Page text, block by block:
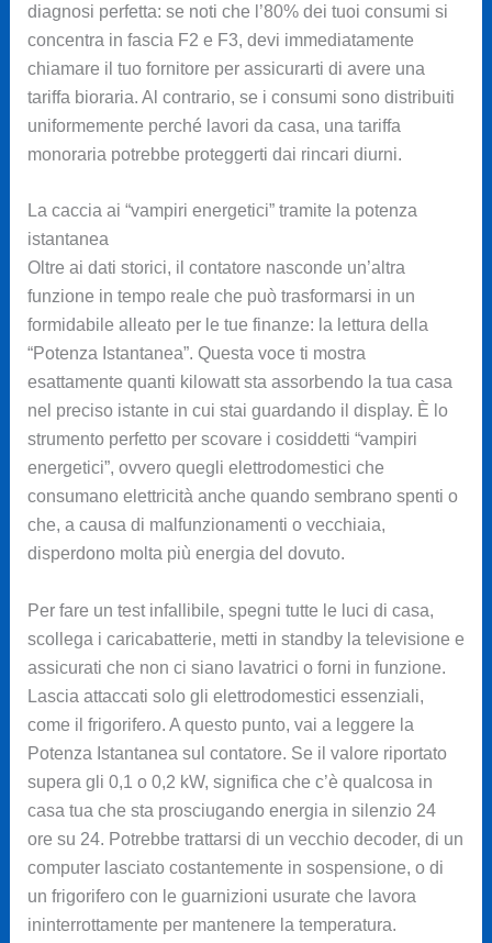
diagnosi perfetta: se noti che l’80% dei tuoi consumi si
concentra in fascia F2 e F3, devi immediatamente
chiamare il tuo fornitore per assicurarti di avere una
tariffa bioraria. Al contrario, se i consumi sono distribuiti
uniformemente perché lavori da casa, una tariffa
monoraria potrebbe proteggerti dai rincari diurni.
La caccia ai “vampiri energetici” tramite la potenza
istantanea
Oltre ai dati storici, il contatore nasconde un’altra
funzione in tempo reale che può trasformarsi in un
formidabile alleato per le tue finanze: la lettura della
“Potenza Istantanea”. Questa voce ti mostra
esattamente quanti kilowatt sta assorbendo la tua casa
nel preciso istante in cui stai guardando il display. È lo
strumento perfetto per scovare i cosiddetti “vampiri
energetici”, ovvero quegli elettrodomestici che
consumano elettricità anche quando sembrano spenti o
che, a causa di malfunzionamenti o vecchiaia,
disperdono molta più energia del dovuto.
Per fare un test infallibile, spegni tutte le luci di casa,
scollega i caricabatterie, metti in standby la televisione e
assicurati che non ci siano lavatrici o forni in funzione.
Lascia attaccati solo gli elettrodomestici essenziali,
come il frigorifero. A questo punto, vai a leggere la
Potenza Istantanea sul contatore. Se il valore riportato
supera gli 0,1 o 0,2 kW, significa che c’è qualcosa in
casa tua che sta prosciugando energia in silenzio 24
ore su 24. Potrebbe trattarsi di un vecchio decoder, di un
computer lasciato costantemente in sospensione, o di
un frigorifero con le guarnizioni usurate che lavora
ininterrottamente per mantenere la temperatura.